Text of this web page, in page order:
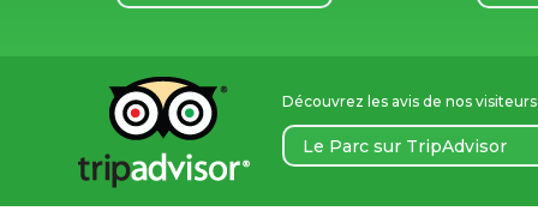
Découvrez les avis de nos visiteurs
Le Parc sur TripAdvisor